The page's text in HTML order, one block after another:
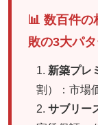
📊 数百件
敗の3大パタ
新築プレ
割）：市場
サブリー